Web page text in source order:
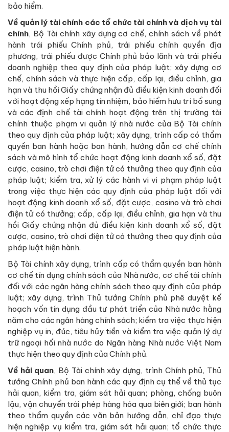
bảo hiểm.
Về quản lý tài chính các tổ chức tài chính và dịch vụ tài
chính, Bộ Tài chính xây dựng cơ chế, chính sách về phát
hành trái phiếu Chính phủ, trái phiếu chính quyền địa
phương, trái phiếu được Chính phủ bảo lãnh và trái phiếu
doanh nghiệp theo quy định của pháp luật; xây dựng cơ
chế, chính sách và thực hiện cấp, cấp lại, điều chỉnh, gia
hạn và thu hồi Giấy chứng nhận đủ điều kiện kinh doanh đối
với hoạt động xếp hạng tín nhiệm, bảo hiểm hưu trí bổ sung
và các định chế tài chính hoạt động trên thị trường tài
chính thuộc phạm vi quản lý nhà nước của Bộ Tài chính
theo quy định của pháp luật; xây dựng, trình cấp có thẩm
quyền ban hành hoặc ban hành, hướng dẫn cơ chế chính
sách và mô hình tổ chức hoạt động kinh doanh xổ số, đặt
cược, casino, trò chơi điện tử có thưởng theo quy định của
pháp luật; kiểm tra, xử lý các hành vi vi phạm pháp luật
trong việc thực hiện các quy định của pháp luật đối với
hoạt động kinh doanh xổ số, đặt cược, casino và trò chơi
điện tử có thưởng; cấp, cấp lại, điều chỉnh, gia hạn và thu
hồi Giấy chứng nhận đủ điều kiện kinh doanh xổ số, đặt
cược, casino, trò chơi điện tử có thưởng theo quy định của
pháp luật hiện hành.
Bộ Tài chính xây dựng, trình cấp có thẩm quyền ban hành
cơ chế tín dụng chính sách của Nhà nước, cơ chế tài chính
đối với các ngân hàng chính sách theo quy định của pháp
luật; xây dựng, trình Thủ tướng Chính phủ phê duyệt kế
hoạch vốn tín dụng đầu tư phát triển của Nhà nước hằng
năm cho các ngân hàng chính sách; kiểm tra việc thực hiện
nghiệp vụ in, đúc, tiêu hủy tiền và kiểm tra việc quản lý dự
trữ ngoại hối nhà nước do Ngân hàng Nhà nước Việt Nam
thực hiện theo quy định của Chính phủ.
Về hải quan, Bộ Tài chính xây dựng, trình Chính phủ, Thủ
tướng Chính phủ ban hành các quy định cụ thể về thủ tục
hải quan, kiểm tra, giám sát hải quan; phòng, chống buôn
lậu, vận chuyển trái phép hàng hóa qua biên giới; ban hành
theo thẩm quyền các văn bản hướng dẫn, chỉ đạo thực
hiện nghiệp vụ kiểm tra, giám sát hải quan; tổ chức thực